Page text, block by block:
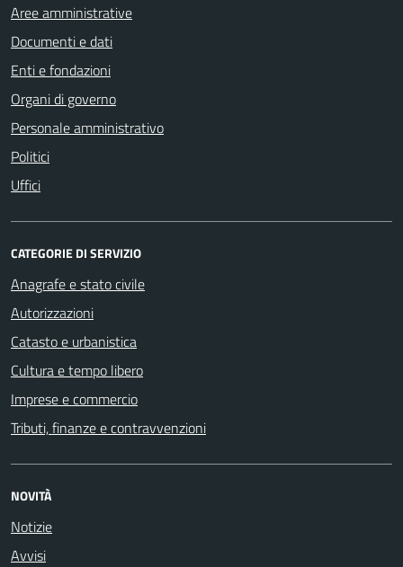
Aree amministrative
Documenti e dati
Enti e fondazioni
Organi di governo
Personale amministrativo
Politici
Uffici
CATEGORIE DI SERVIZIO
Anagrafe e stato civile
Autorizzazioni
Catasto e urbanistica
Cultura e tempo libero
Imprese e commercio
Tributi, finanze e contravvenzioni
NOVITÀ
Notizie
Avvisi